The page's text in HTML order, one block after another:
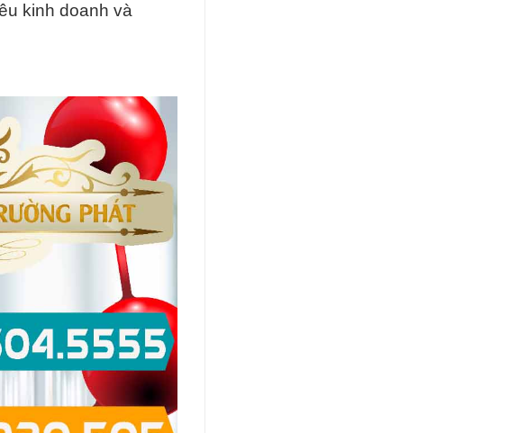
kinh doanh và